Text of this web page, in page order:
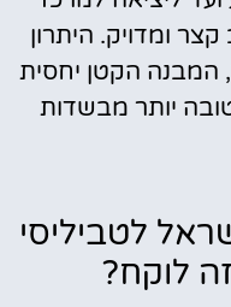
ומדויק. היתרון
המבנה הקטן יחסית
יותר מבשדות
לטביליסי
לוקח?